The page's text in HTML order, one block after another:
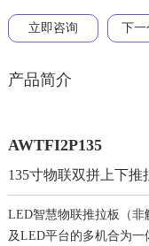
立即咨询 下一
产品简介
AWTFI2P135
135寸物联双拼上下推
LED智慧物联推拉板（
及LED平台的多机合为一